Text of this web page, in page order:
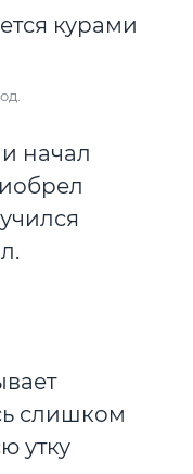
начал
слишком
утку